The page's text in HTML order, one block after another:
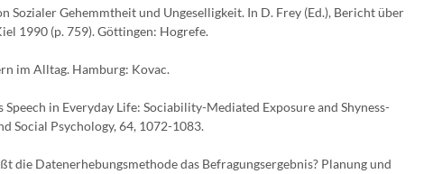
Gehemmtheit und Ungeselligkeit. In D. Frey (Ed.), Bericht über
1990 (p. 759). Göttingen: Hogrefe.
im Alltag. Hamburg: Kovac.
in Everyday Life: Sociability-Mediated Exposure and Shyness-
Social Psychology, 64, 1072-1083.
die Datenerhebungsmethode das Befragungsergebnis? Planung und